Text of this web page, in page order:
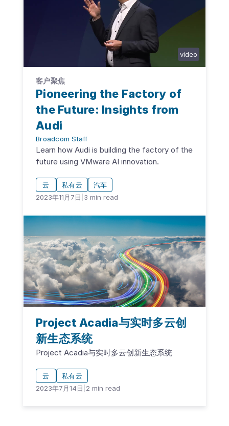
video
客户聚焦
Pioneering the Factory of
the Future: Insights from
Audi
Broadcom Staff
Learn how Audi is building the factory of the
future using VMware AI innovation.
云 私有云
汽车
2023年11月7日 3 min read
Project Acadia与实时多云创
新生态系统
Project Acadia与实时多云创新生态系统
云
私有云
2023年7月14日 2 min read